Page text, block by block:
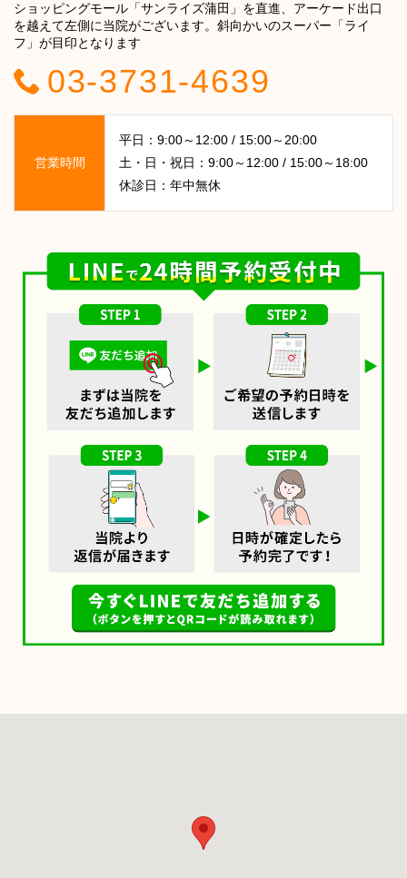
ショッピングモール「サンライズ蒲田」を直進、アーケード出口
を越えて左側に当院がございます。斜向かいのスーパー「ライ
フ」が目印となります
03-3731-4639
営業時間
平日：9:00～12:00 / 15:00～20:00
土・日・祝日：9:00～12:00 / 15:00～18:00
休診日：年中無休